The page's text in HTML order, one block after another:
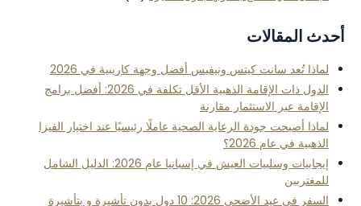
كيتس ونيفيس أفضل وجهة كاريبية في 2026
الدول ذات الإقامة الذهبية الأقل تكلفة في 2026: أفضل برامج
مقارنة
الرعاية الصحية عاملًا رئيسيًا عند اختيار الفيزا
إيجابيات وسلبيات العيش في إسبانيا عام 2026: الدليل الشامل
السفر في عيد الأضحى 2026: 10 دول بدون تأشيرة و بتأشيرة